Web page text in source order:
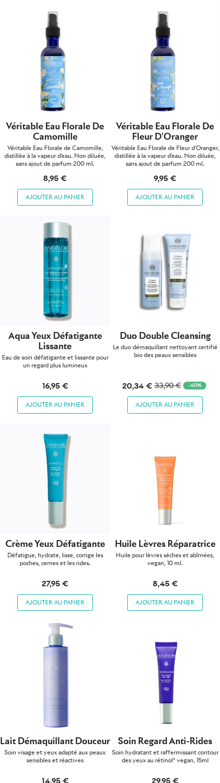
Véritable Eau Florale De
Camomille
Véritable Eau Florale de Camomille,
distillée à la vapeur d'eau. Non diluée,
sans ajout de parfum 200 ml.
8,95 €
AJOUTER AU PANIER
Véritable Eau Florale De
Fleur D'Oranger
Véritable Eau Florale de Fleur d'Oranger,
distillée à la vapeur d'eau. Non diluée,
sans ajout de parfum 200 ml.
9,95 €
AJOUTER AU PANIER
Aqua Yeux Défatigante
Lissante
Eau de soin défatigante et lissante pour
un regard plus lumineux
16,95 €
AJOUTER AU PANIER
Duo Double Cleansing
Le duo démaquillant nettoyant certifié
bio des peaux sensibles
20,34 € 33,90 € -40%
AJOUTER AU PANIER
Crème Yeux Défatigante
Défatigue, hydrate, lisse, corrige les
poches, cernes et les rides.
27,95 €
AJOUTER AU PANIER
Huile Lèvres Réparatrice
Huile pour lèvres sèches et abîmées,
vegan, 10 ml.
8,45 €
AJOUTER AU PANIER
Lait Démaquillant Douceur
Soin visage et yeux adapté aux peaux
sensibles et réactives
14,95 €
Soin Regard Anti-Rides
Soin hydratant et raffermissant contour
des yeux au rétinol* vegan, 15ml
29,95 €